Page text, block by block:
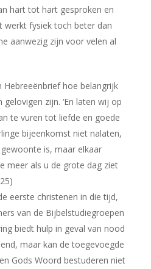
hart tot hart gesproken en
werkt fysiek toch beter dan
aanwezig zijn voor velen al
Hebreeënbrief hoe belangrijk
zijn. ‘En laten wij op
te vuren tot liefde en goede
bijeenkomst niet nalaten,
is, maar elkaar
meer als u de grote dag ziet
eerste christenen in die tijd,
van de Bijbelstudiegroepen
biedt hulp in geval van nood
maar kan de toegevoegde
Gods Woord bestuderen niet